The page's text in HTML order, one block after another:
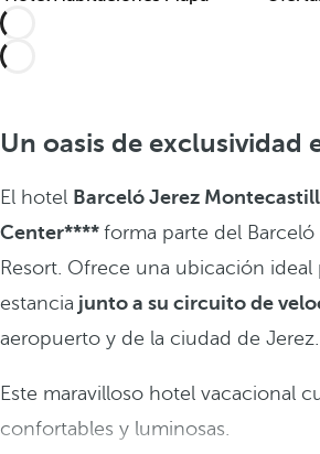
Un oasis de exclusividad
El hotel Barceló Jerez
Center**** forma parte del
Resort. Ofrece una ubicación
estancia junto a su circuito de
aeropuerto y de la ciudad de Jerez.
Este maravilloso hotel vacacional
confortables y luminosas.